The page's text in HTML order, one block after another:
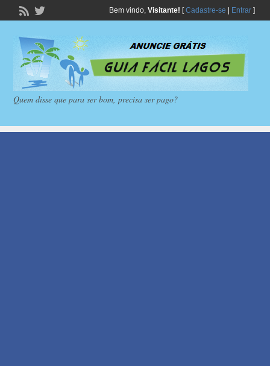
Bem vindo, Visitante! [Cadastre-se Entrar]
Quem disse que para ser bom, precisa ser pago?